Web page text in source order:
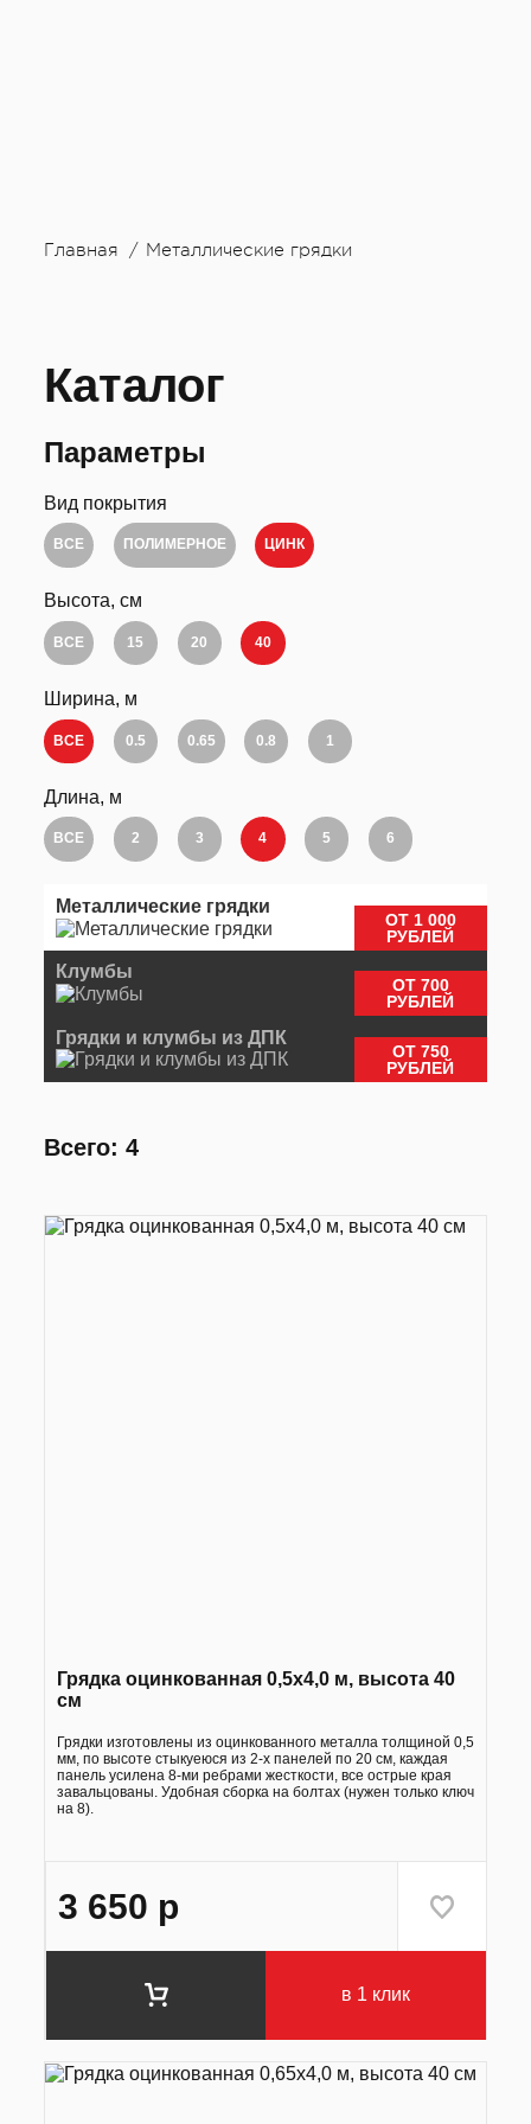
Главная Металлические грядки
Каталог
Параметры
Вид покрытия
ВСЕ ПОЛИМЕРНОЕ ЦИНК
Высота, см
ВСЕ 15 20 40
Ширина, м
ВСЕ 0.5 0.65 0.8 1
Длина, м
ВСЕ 2 3 4 5 6
Металлические грядки
ОТ 1 000
РУБЛЕЙ
Клумбы
ОТ 700
РУБЛЕЙ
Грядки и клумбы из ДПК
ОТ 750
РУБЛЕЙ
Всего: 4
Грядка оцинкованная 0,5х4,0 м, высота 40
см
Грядки изготовлены из оцинкованного металла толщиной 0,5
мм, по высоте стыкуеюся из 2-х панелей по 20 см, каждая
панель усилена 8-ми ребрами жесткости, все острые края
завальцованы. Удобная сборка на болтах (нужен только ключ
на 8).
3 650 р
в 1 клик